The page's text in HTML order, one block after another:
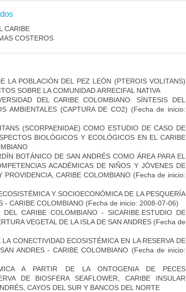
CARIBE
COSTEROS
LA POBLACIÓN DEL PEZ LEÓN (PTEROIS VOLITANS)
SOBRE LA COMUNIDAD ARRECIFAL NATIVA
DEL CARIBE COLOMBIANO: SÍNTESIS DEL
AMBIENTALES (CAPTURA DE CO2) (Fecha de inicio:
(SCORPAENIDAE) COMO ESTUDIO DE CASO DE
BIOLÓGICOS Y ECOLÓGICOS EN EL CARIBE
BOTÁNICO DE SAN ANDRÉS COMO ÁREA PARA EL
ACADÉMICAS DE NIÑOS Y JÓVENES DE
PROVIDENCIA, CARIBE COLOMBIANO (Fecha de inicio:
Y SOCIOECONÓMICA DE LA PESQUERÍA
- CARIBE COLOMBIANO (Fecha de inicio: 2008-07-06)
DEL CARIBE COLOMBIANO - SICARIBE.ESTUDIO DE
VEGETAL DE LA ISLA DE SAN ANDRES (Fecha de
CONECTIVIDAD ECOSISTÉMICA EN LA RESERVA DE
ANDRES - CARIBE COLOMBIANO (Fecha de inicio:
A PARTIR DE LA ONTOGENIA DE PECES
DE BIOSFERA SEAFLOWER, CARIBE INSULAR
CAYOS DEL SUR Y BANCOS DEL NORTE